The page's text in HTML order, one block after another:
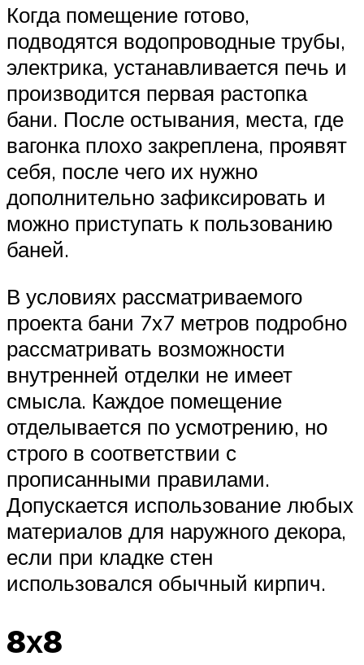
Когда помещение готово,
подводятся водопроводные трубы,
электрика, устанавливается печь и
производится первая растопка
бани. После остывания, места, где
вагонка плохо закреплена, проявят
себя, после чего их нужно
дополнительно зафиксировать и
можно приступать к пользованию
баней.
В условиях рассматриваемого
проекта бани 7х7 метров подробно
рассматривать возможности
внутренней отделки не имеет
смысла. Каждое помещение
отделывается по усмотрению, но
строго в соответствии с
прописанными правилами.
Допускается использование любых
материалов для наружного декора,
если при кладке стен
использовался обычный кирпич.
8х8